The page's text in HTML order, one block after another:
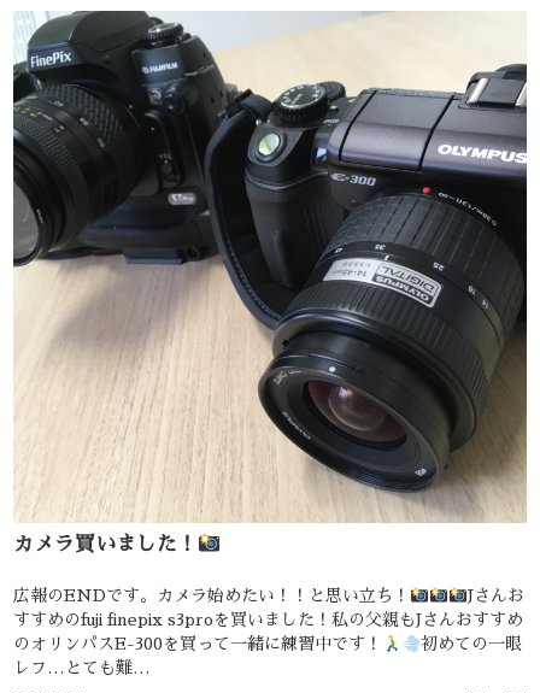
カメラ買いました！
広報のENDです。カメラ始めたい！！と思い立ち！
Jさんお
すすめのfuji finepix s3proを買いました！私の父親もJさんおすすめ
のオリンパスE-300を買って一緒に練習中です！
初めての一眼
レフ…とても難…